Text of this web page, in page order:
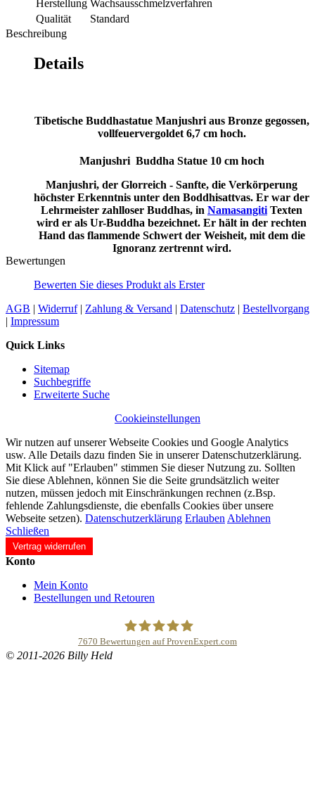
Herstellung Wachsausschmelzverfahren
Qualität
Standard
Beschreibung
Details
Tibetische Buddhastatue Manjushri aus Bronze gegossen,
vollfeuervergoldet 6,7 cm hoch.
Manjushri Buddha Statue 10 cm hoch
Manjushri, der Glorreich - Sanfte, die Verkörperung
höchster Erkenntnis unter den Boddhisattvas. Er war der
Lehrmeister zahlloser Buddhas, in Namasangiti Texten
wird er als Ur-Buddha bezeichnet. Er hält in der rechten
Hand das flammende Schwert der Weisheit, mit dem die
Ignoranz zertrennt wird.
Bewertungen
Bewerten Sie dieses Produkt als Erster
AGB | Widerruf| Zahlung & Versand | Datenschutz | Bestellvorgang
| Impressum
Quick Links
Sitemap
Suchbegriffe
Erweiterte Suche
Cookieinstellungen
Wir nutzen auf unserer Webseite Cookies und Google Analytics
usw. Alle Details dazu finden Sie in unserer Datenschutzerklärung.
Mit Klick auf "Erlauben" stimmen Sie dieser Nutzung zu. Sollten
Sie diese Ablehnen, können Sie die Seite grundsätzlich weiter
nutzen, müssen jedoch mit Einschränkungen rechnen (z.Bsp.
fehlende Zahlungsdienste, die ebenfalls Cookies über unsere
Webseite setzen). Datenschutzerklärung Erlauben Ablehnen
Schließen
Vertrag widerrufen
Konto
Mein Konto
Bestellungen und Retouren
7670 Bewertungen auf ProvenExpert.com
© 2011-2026 Billy Held